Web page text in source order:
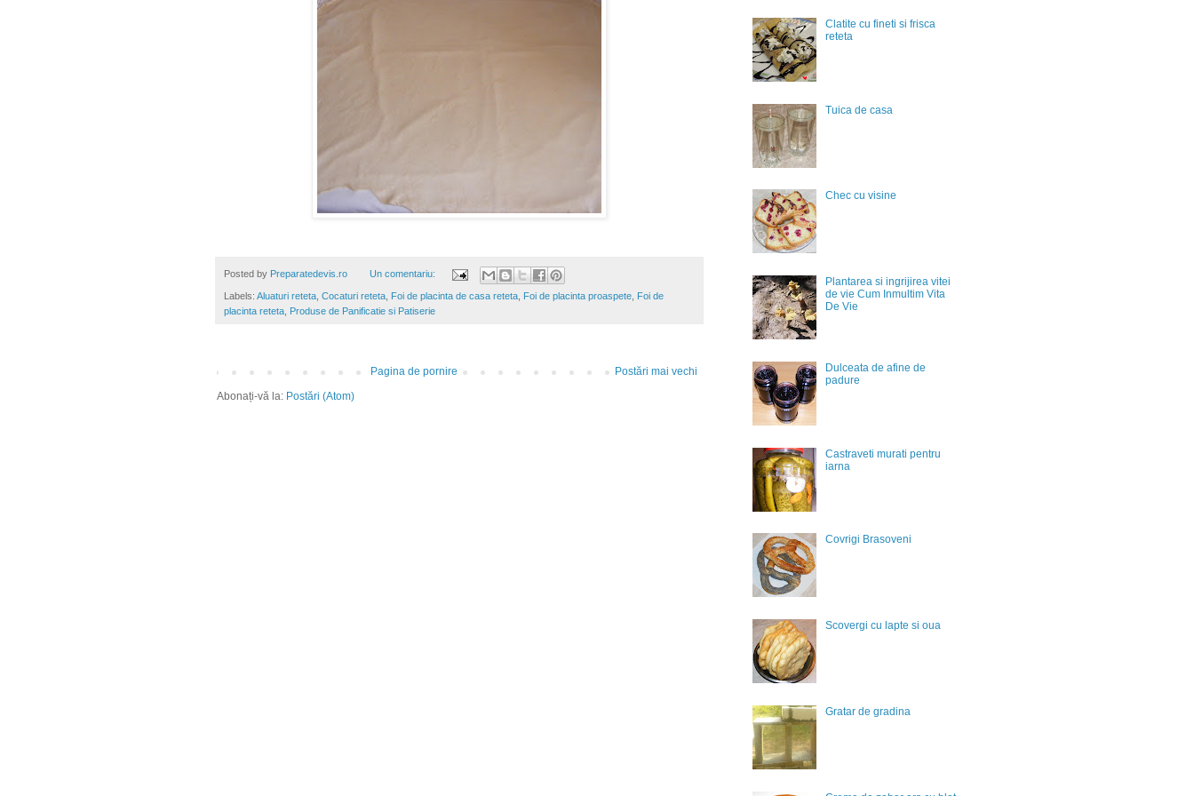
Posted by Preparatedevis.ro Un comentariu:
Labels: Aluaturi reteta Cocaturi reteta Foi de placinta de casa reteta Foi de placinta proaspete Foi de
placinta reteta Produse de Panificatie si Patiserie
Postări mai vechi
Pagina de pornire
Abonați-vă la: Postări (Atom)
Clatite cu fineti si frisca
reteta
Tuica de casa
Chec cu visine
Plantarea si ingrijirea vitei
de vie Cum Inmultim Vita
De Vie
Dulceata de afine de
padure
Castraveti murati pentru
iarna
Covrigi Brasoveni
Scovergi cu lapte si oua
Gratar de gradina